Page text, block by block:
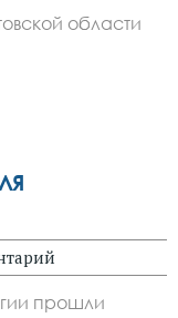
области
прошли